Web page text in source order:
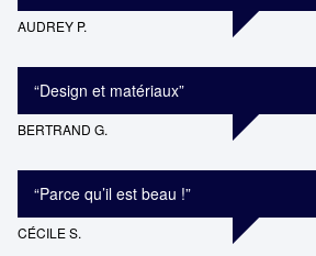
AUDREY P.
“Design et matériaux”
BERTRAND G.
“Parce qu’il est beau !”
CÉCILE S.